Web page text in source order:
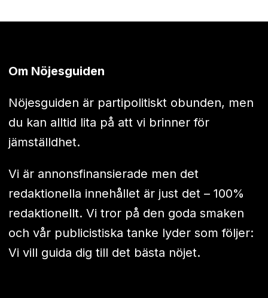
Om Nöjesguiden
Nöjesguiden är partipolitiskt obunden, men
du kan alltid lita på att vi brinner för
jämställdhet.
Vi är annonsfinansierade men det
redaktionella innehållet är just det – 100%
redaktionellt. Vi tror på den goda smaken
och vår publicistiska tanke lyder som följer:
Vi vill guida dig till det bästa nöjet.